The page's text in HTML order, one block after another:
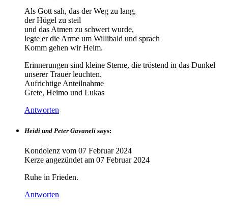
Als Gott sah, das der Weg zu lang,
der Hügel zu steil
und das Atmen zu schwert wurde,
legte er die Arme um Willibald und sprach
Komm gehen wir Heim.
Erinnerungen sind kleine Sterne, die tröstend in das Dunkel
unserer Trauer leuchten.
Aufrichtige Anteilnahme
Grete, Heimo und Lukas
Antworten
Heidi und Peter Gavaneli says:
Kondolenz vom 07 Februar 2024
Kerze angezündet am 07 Februar 2024
Ruhe in Frieden.
Antworten